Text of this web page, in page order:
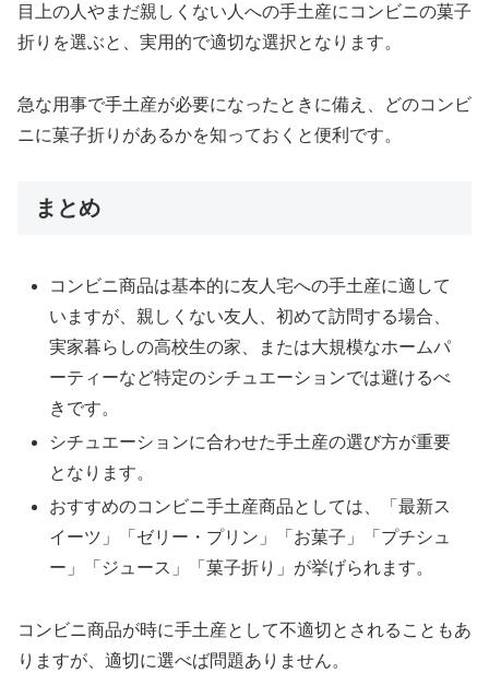
目上の人やまだ親しくない人への手土産にコンビニの菓子
折りを選ぶと、実用的で適切な選択となります。
急な用事で手土産が必要になったときに備え、どのコンビ
ニに菓子折りがあるかを知っておくと便利です。
まとめ
コンビニ商品は基本的に友人宅への手土産に適して
いますが、親しくない友人、初めて訪問する場合、
実家暮らしの高校生の家、または大規模なホームパ
ーティーなど特定のシチュエーションでは避けるべ
きです。
シチュエーションに合わせた手土産の選び方が重要
となります。
おすすめのコンビニ手土産商品としては、「最新ス
イーツ」「ゼリー・プリン」「お菓子」「プチシュ
ー」「ジュース」「菓子折り」が挙げられます。
コンビニ商品が時に手土産として不適切とされることもあ
りますが、適切に選べば問題ありません。